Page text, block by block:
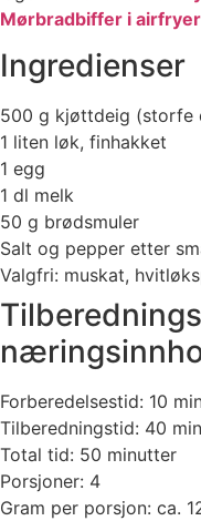
Mørbradbiffer i airfryer
Ingredienser
500 g kjøttdeig (storfe
1 liten løk, finhakket
1 egg
1 dl melk
50 g brødsmuler
Salt og pepper etter
Valgfri: muskat,
Forberedelsestid: 10
Tilberedningstid: 40
Total tid: 50 minutter
Porsjoner: 4
Gram per porsjon: ca.